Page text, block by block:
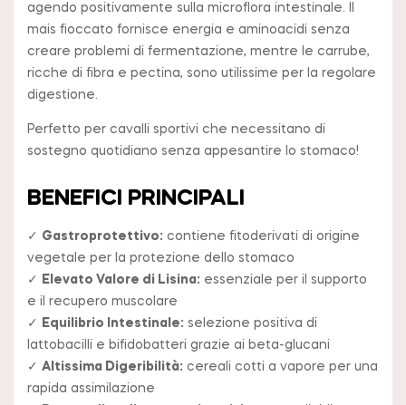
agendo positivamente sulla microflora intestinale. Il
mais fioccato fornisce energia e aminoacidi senza
creare problemi di fermentazione, mentre le carrube,
ricche di fibra e pectina, sono utilissime per la regolare
digestione.
Perfetto per cavalli sportivi che necessitano di
sostegno quotidiano senza appesantire lo stomaco!
BENEFICI PRINCIPALI
✓ Gastroprotettivo: contiene fitoderivati di origine
vegetale per la protezione dello stomaco
✓
Elevato Valore di Lisina: essenziale per il supporto
e il recupero muscolare
✓
Equilibrio Intestinale: selezione positiva di
lattobacilli e bifidobatteri grazie ai beta-glucani
✓ Altissima Digeribilità: cereali cotti a vapore per una
rapida assimilazione